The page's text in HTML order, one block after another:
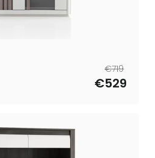
Parastā€719
Pārdošanas
€529